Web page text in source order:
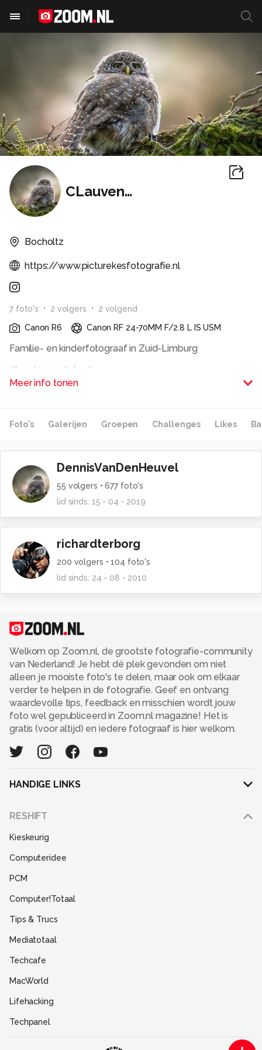
CLauvenberg
Bocholtz
https://www.picturekesfotografie.nl
7foto's 2 volgers 2 volgend
Canon R6
Canon RF 24-70MM F/2.8 L IS USM
Familie- en kinderfotograaf in Zuid-Limburg
Alle rechten voorbehouden
Meer info tonen
Foto's Galerijen Groepen Challenges Likes
DennisVanDenHeuvel
55 volgers •677 foto's
lid sinds: 15 - 04 - 2019
richardterborg
200 volgers •104 foto's
lid sinds: 24 - 08 - 2010
Welkom op Zoom.nl, de grootste fotografie-community
van Nederland! Je hebt dé plek gevonden om niet
alleen je mooiste foto's te delen, maar ook om elkaar
verder te helpen in de fotografie. Geef en ontvang
waardevolle tips, feedback en misschien wordt jouw
foto wel gepubliceerd in Zoom.nl magazine! Het is
gratis (voor altijd) en iedere fotograaf is hier welkom.
HANDIGE LINKS
RESHIFT
Kieskeurig
Computeridee
PCM
Computer!Totaal
Tips & Trucs
Mediatotaal
Techcafe
MacWorld
Lifehacking
Techpanel